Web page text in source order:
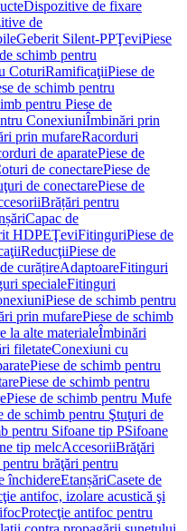
Dispozitive de fixare
de
Geberit Silent-PPŢeviPiese
schimb pentru
CoturiRamificaţiiPiese de
de schimb pentru
pentru Piese de
ConexiuniÎmbinări prin
prin mufareRacorduri
de aparatePiese de
de conectarePiese de
de conectarePiese de
Brățări pentru
Capac de
HDPEŢeviFitinguriPiese de
ReducţiiPiese de
curățireAdaptoareFitinguri
specialeFitinguri
Piese de schimb pentru
prin mufarePiese de schimb
la alte materialeÎmbinări
filetateConexiuni cu
Piese de schimb pentru
Piese de schimb pentru
Piese de schimb pentru Mufe
de schimb pentru Ştuţuri de
pentru Sifoane tip PSifoane
tip melcAccesoriiBrăţări
brăţări pentru
închidereEtanșăriCasete de
antifoc, izolare acustică şi
Protecţie antifoc pentru